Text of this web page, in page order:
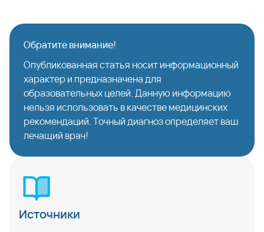
Обратите внимание!
Опубликованная статья носит информационный
характер и предназначена для
образовательных целей. Данную информацию
нельзя использовать в качестве медицинских
рекомендаций. Точный диагноз определяет ваш
лечащий врач!
Источники